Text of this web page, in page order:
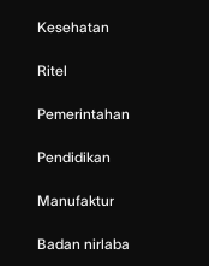
Kesehatan
Ritel
Pemerintahan
Pendidikan
Manufaktur
Badan nirlaba